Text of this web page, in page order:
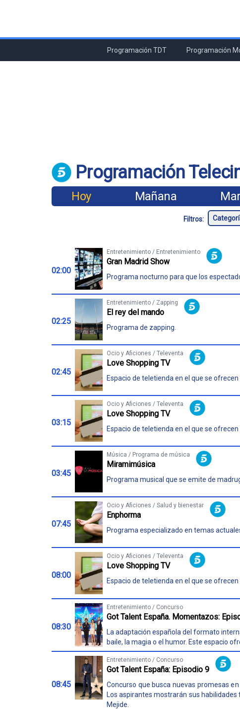
Programación TDT Programación
Programación
Hoy Mañana
Filtros:
02:00
Entretenimiento / Entretenimiento
Gran Madrid Show
Programa nocturno para que los
02:25
Entretenimiento / Zapping
El rey del mando
Programa de zapping.
02:45
Ocio y Aficiones / Televenta
Love Shopping TV
Espacio de teletienda en el que se
03:15
Ocio y Aficiones / Televenta
Love Shopping TV
Espacio de teletienda en el que se
03:45
Música / Programa de música
Miramimúsica
Programa musical que se emite de
07:45
Ocio y Aficiones / Salud y bienestar
Enphorma
Programa especializado en temas
08:00
Ocio y Aficiones / Televenta
Love Shopping TV
Espacio de teletienda en el que se
08:30
Entretenimiento / Concurso
Got Talent España. Momentazos:
La adaptación española del formato
baile, la magia o el humor. Este espacio
08:45
Entretenimiento / Concurso
Got Talent España: Episodio 9
Concurso que busca nuevas promesas
Los aspirantes mostrarán sus habilidades
Mejide.